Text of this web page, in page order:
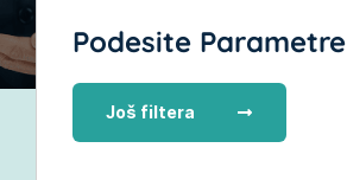
Podesite Parametre
Još filtera